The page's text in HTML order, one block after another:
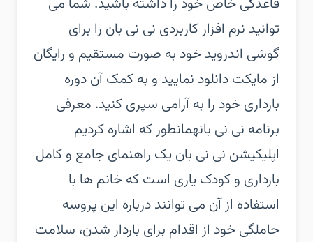
توانید نرم افزار کاربردی نی نی بان را برای
گوشی اندروید خود به صورت مستقیم و رایگان
از مایکت دانلود نمایید و به کمک آن دوره
بارداری خود را به آرامی سپری کنید. معرفی
برنامه نی نی بانهمانطور که اشاره کردیم
اپلیکیشن نی نی بان یک راهنمای جامع و کامل
بارداری و کودک یاری است که خانم ها با
استفاده از آن می توانند درباره این پروسه
حاملگی خود از اقدام برای باردار شدن، سلامت